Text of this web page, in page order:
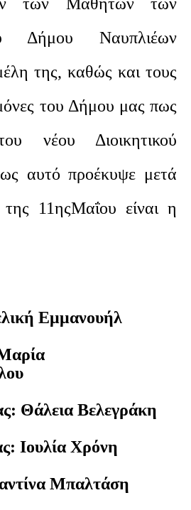
Δήμου Ναυπλιέων
της, καθώς και τους
του Δήμου μας πως
νέου Διοικητικού
αυτό προέκυψε μετά
της 11ηςΜαΐου είναι η
Εμμανουήλ
Θάλεια Βελεγράκη
Ιουλία Χρόνη
Μπαλτάση